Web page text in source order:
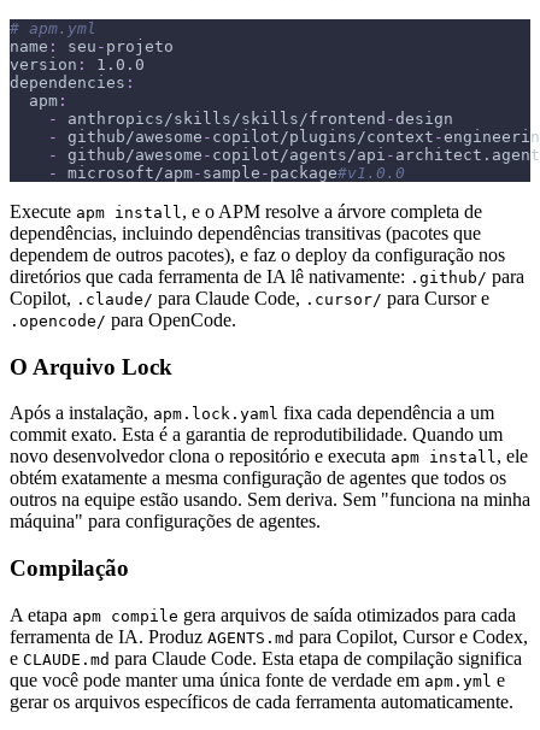
# apm.yml
name : seu - projeto
version :
1.0.0
dependencies :
apm :
-
anthropics/skills/skills/frontend -design
-
github/awesome - copilot/plugins/context -
-
github/awesome - copilot/agents/api -
-
microsoft/apm- sample - package#v1.0.0
Execute apm install , e o APM resolve a árvore completa de
dependências, incluindo dependências transitivas (pacotes que
dependem de outros pacotes), e faz o deploy da configuração nos
diretórios que cada ferramenta de IA lê nativamente: .github/ para
Copilot, .claude/ para Claude Code, .cursor/ para Cursor e
.opencode/ para OpenCode.
O Arquivo Lock
Após a instalação, apm.lock.yaml fixa cada dependência a um
commit exato. Esta é a garantia de reprodutibilidade. Quando um
novo desenvolvedor clona o repositório e executa apm install, ele
obtém exatamente a mesma configuração de agentes que todos os
outros na equipe estão usando. Sem deriva. Sem "funciona na minha
máquina" para configurações de agentes.
Compilação
A etapa apm compile gera arquivos de saída otimizados para cada
ferramenta de IA. Produz AGENTS.md para Copilot, Cursor e Codex,
e CLAUDE.md para Claude Code. Esta etapa de compilação significa
que você pode manter uma única fonte de verdade em apm.yml e
gerar os arquivos específicos de cada ferramenta automaticamente.